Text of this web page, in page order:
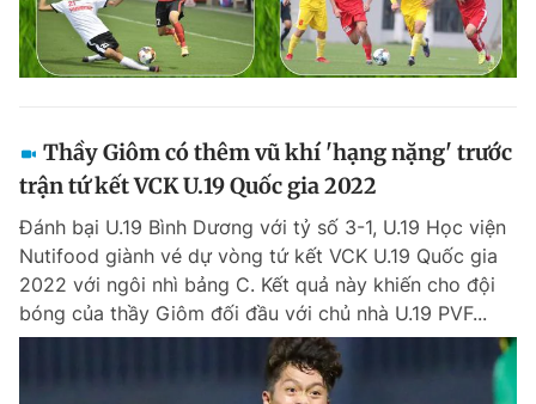
Thầy Giôm có thêm vũ khí 'hạng nặng' trước
trận tứ kết VCK U.19 Quốc gia 2022
Đánh bại U.19 Bình Dương với tỷ số 3-1, U.19 Học viện
Nutifood giành vé dự vòng tứ kết VCK U.19 Quốc gia
2022 với ngôi nhì bảng C. Kết quả này khiến cho đội
bóng của thầy Giôm đối đầu với chủ nhà U.19 PVF...